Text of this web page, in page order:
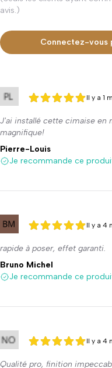
avis.)
Connectez-vous
5 sur 5
5 sur 5
Il y a 1
J'ai installé cette cimaise en
magnifique!
Pierre-Louis
Je recommande ce
5 sur 5
5 sur 5
Il y a 4
rapide à poser, effet garanti.
Bruno Michel
Je recommande ce
5 sur 5
5 sur 5
Il y a 4
Qualité pro, finition